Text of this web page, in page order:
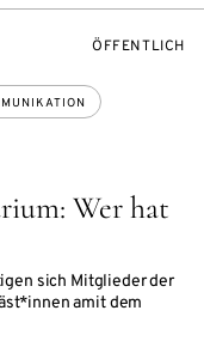
Wer hat
sich Mitglieder der
amit dem
ÖFFENTLICH